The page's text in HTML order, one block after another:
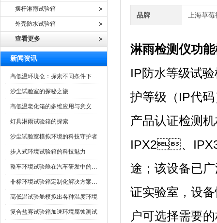
摆杆淋雨试验箱
外壳防水试验箱
查看更多
新闻资讯
高低温环境仓：探索不同条件下的科学奥秘
沙尘试验室的探秘之旅
高低温老化箱的多维应用与意义
灯具淋雨试验箱的探索
沙尘试验室模拟环境的科技守护者
步入式环境试验箱的科技魅力
整车环境试验舱在汽车研发中的作用
非标环境试验箱定制化解决方案在可靠性测试中的重要性
高低温试验舱模拟出各种温度环境
复合盐雾试验箱加速环境腐蚀测试
品牌 上海草
淋雨检测仪功
IP防水等级试
护等级（IP代
产品认证检测
IPX2、
途；该设备
证实验室，
户可选择需要